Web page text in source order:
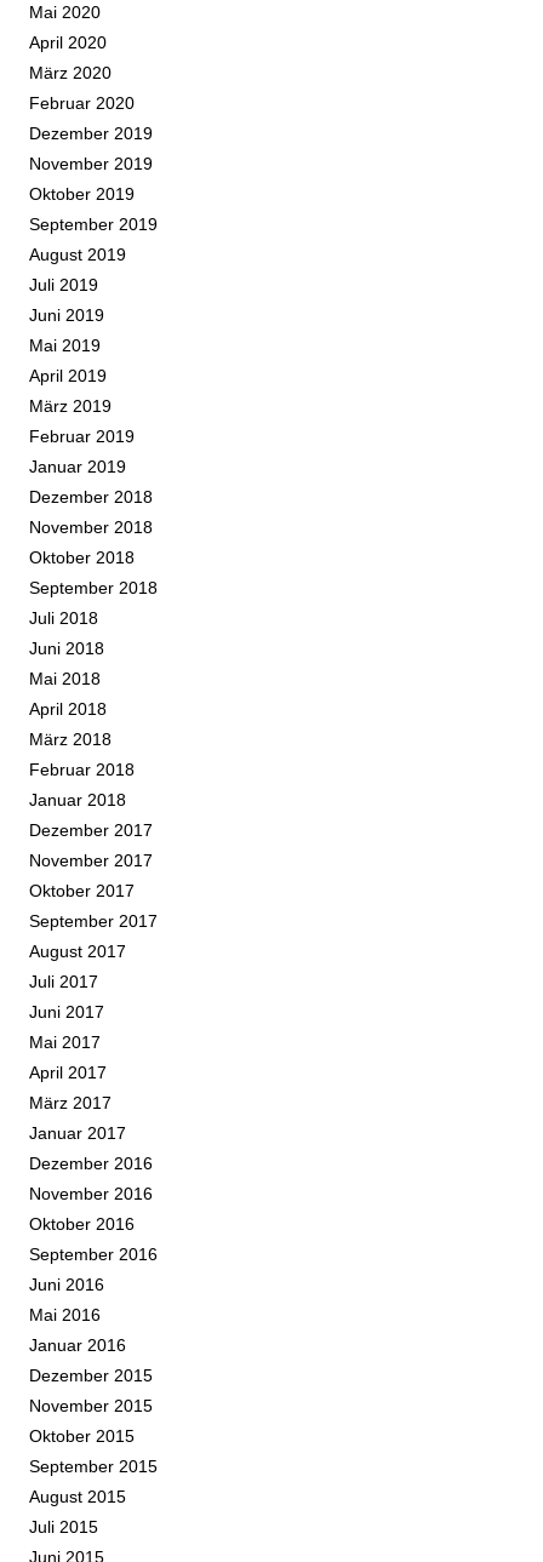
Mai 2020
April 2020
März 2020
Februar 2020
Dezember 2019
November 2019
Oktober 2019
September 2019
August 2019
Juli 2019
Juni 2019
Mai 2019
April 2019
März 2019
Februar 2019
Januar 2019
Dezember 2018
November 2018
Oktober 2018
September 2018
Juli 2018
Juni 2018
Mai 2018
April 2018
März 2018
Februar 2018
Januar 2018
Dezember 2017
November 2017
Oktober 2017
September 2017
August 2017
Juli 2017
Juni 2017
Mai 2017
April 2017
März 2017
Januar 2017
Dezember 2016
November 2016
Oktober 2016
September 2016
Juni 2016
Mai 2016
Januar 2016
Dezember 2015
November 2015
Oktober 2015
September 2015
August 2015
Juli 2015
Juni 2015